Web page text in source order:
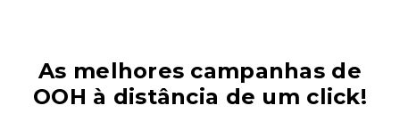
As melhores campanhas de
OOH à distância de um click!